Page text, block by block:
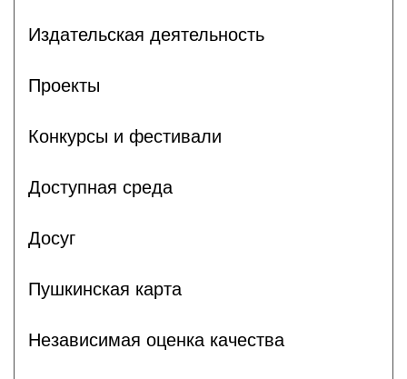
Издательская деятельность
Проекты
Конкурсы и фестивали
Доступная среда
Досуг
Пушкинская карта
Независимая оценка качества